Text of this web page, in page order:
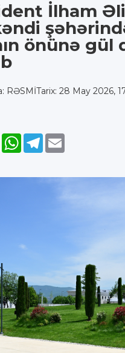
İlham
önünə gül
RƏSMİTarix: 28 May 2026,
X WhatsApp
Telegram